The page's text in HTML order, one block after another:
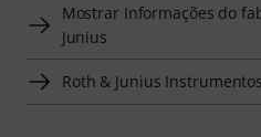
Mostrar Informações do
Junius
Roth & Junius